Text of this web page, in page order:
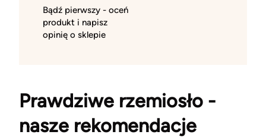
Bądź pierwszy - oceń
produkt i napisz
opinię o sklepie
Prawdziwe rzemiosło -
nasze rekomendacje